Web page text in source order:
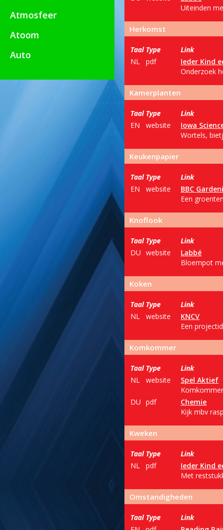
Atmosfeer
Atoom
Auto
Uiteinden
Herkomst
Taal Type
Link
NL
pdf
Ieder Kind
Onderzoek
Kamerplanten
Taal Type
Link
EN
website
Iowa
Wortels,
Keukenpapier
Taal Type
Link
EN
website
BBC
Een
Knoflook
Taal Type
Link
DU website
Labbé
Bloempot
Koken
Taal Type
Link
NL
website
KNCV
Een
Komkommer
Taal Type
Link
NL
website
Spel Aktief
DU pdf
Chemie
Kijk mbv
Kweken
Taal Type
Link
NL
pdf
Ieder Kind
Met
Omstandigheden
Taal Type
Link